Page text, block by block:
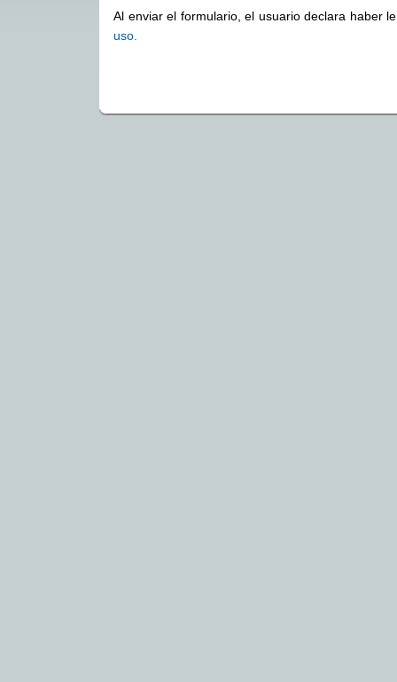
Al enviar el formulario, el usuario declara haber
uso.